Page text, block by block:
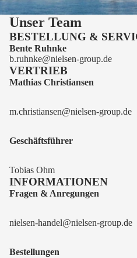
Unser Team
BESTELLUNG &
Bente Ruhnke
b.ruhnke@nielsen-group.de
VERTRIEB
Mathias Christiansen
m.christiansen@nielsen-group.de
Geschäftsführer
Tobias Ohm
INFORMATIONEN
Fragen & Anregungen
nielsen-handel@nielsen-group.de
Bestellungen